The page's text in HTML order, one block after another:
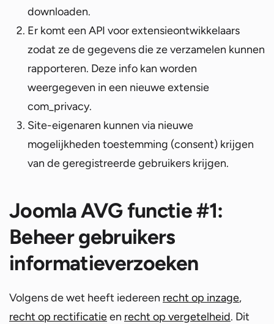
downloaden.
Er komt een API voor extensieontwikkelaars
zodat ze de gegevens die ze verzamelen kunnen
rapporteren. Deze info kan worden
weergegeven in een nieuwe extensie
com_privacy.
Site-eigenaren kunnen via nieuwe
mogelijkheden toestemming (consent) krijgen
van de geregistreerde gebruikers krijgen.
Joomla AVG functie #1:
Beheer gebruikers
informatieverzoeken
Volgens de wet heeft iedereen recht op inzage,
recht op rectificatieen recht op vergetelheid. Dit